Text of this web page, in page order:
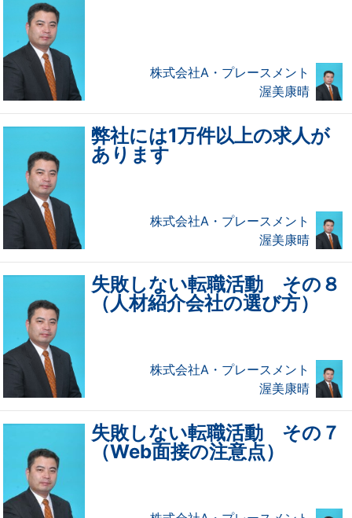
株式会社A・プレースメント
渥美康晴
弊社には1万件以上の求人が
あります
株式会社A・プレースメント
渥美康晴
失敗しない転職活動 その８
（人材紹介会社の選び方）
株式会社A・プレースメント
渥美康晴
失敗しない転職活動 その７
（Web面接の注意点）